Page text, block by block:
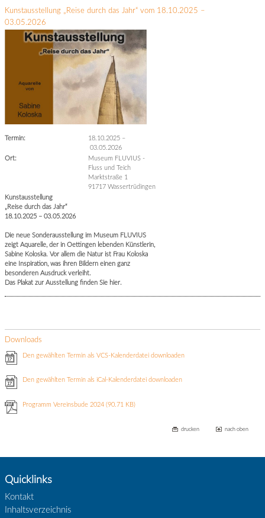
Kunstausstellung „Reise durch das Jahr“ vom 18.10.2025 –
03.05.2026
Termin: 18.10.2025 –
03.05.2026
Ort:
Museum FLUVIUS -
Fluss und Teich
Marktstraße 1
91717 Wassertrüdingen
Kunstausstellung
„Reise durch das Jahr“
18.10.2025 – 03.05.2026
Die neue Sonderausstellung im Museum FLUVIUS
zeigt Aquarelle, der in Oettingen lebenden Künstlerin,
Sabine Koloska. Vor allem die Natur ist Frau Koloska
eine Inspiration, was ihren Bildern einen ganz
besonderen Ausdruck verleiht.
Das Plakat zur Ausstellung finden Sie hier.
Downloads
Den gewählten Termin als VCS-Kalenderdatei downloaden
Den gewählten Termin als iCal-Kalenderdatei downloaden
Programm Vereinsbude 2024(90.71 KB)
drucken nach oben
Quicklinks
Kontakt
Inhaltsverzeichnis